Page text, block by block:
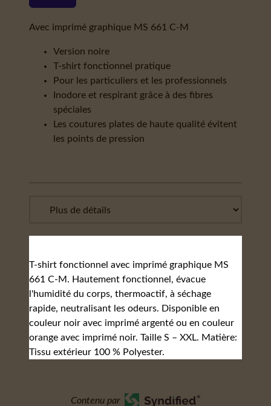
Avec imprimé graphique MS 661 C-M
Version noire
T-shirt fonctionnel pratique
Pour les particuliers et les professionnels
Inodore et respirant grâce à des fibres
spéciales
Les coutures plates de haute qualité évitent
les points de pression
T-shirt fonctionnel avec imprimé graphique MS
661 C-M. Hautement fonctionnel, évacue
l'humidité du corps, thermoactif, à séchage
rapide, neutralisant les odeurs. Disponible en
couleur noir avec imprimé argenté ou en couleur
orange avec imprimé noir. Taille S – XXL. Matière:
Tissu extérieur 100 % Polyester.
Contenu par